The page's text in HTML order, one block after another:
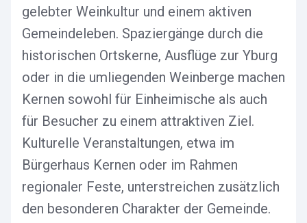
gelebter Weinkultur und einem aktiven
Gemeindeleben. Spaziergänge durch die
historischen Ortskerne, Ausflüge zur Yburg
oder in die umliegenden Weinberge machen
Kernen sowohl für Einheimische als auch
für Besucher zu einem attraktiven Ziel.
Kulturelle Veranstaltungen, etwa im
Bürgerhaus Kernen oder im Rahmen
regionaler Feste, unterstreichen zusätzlich
den besonderen Charakter der Gemeinde.